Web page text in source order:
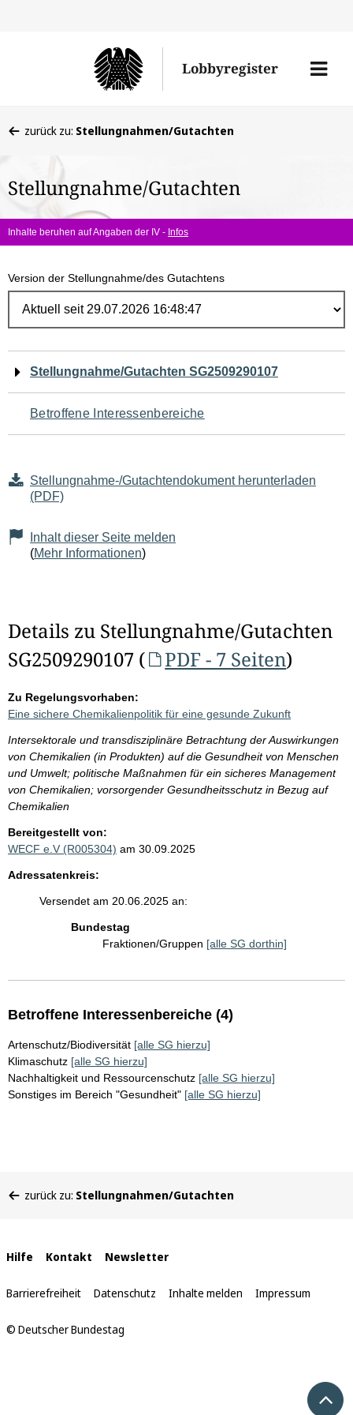
Lobbyregister
Menü
befinden
hier:
zurück zu: Stellungnahmen/Gutachten
Stellungnahme/Gutachten
Inhalte beruhen auf Angaben der IV - Infos
Version der Stellungnahme/des Gutachtens
Navigation
für
den
Seiteninhalt
Stellungnahme/Gutachten SG2509290107
Betroffene Interessenbereiche
Stellungnahme-/Gutachtendokument herunterladen
(PDF)
Inhalt dieser Seite melden
(Mehr Informationen)
Details zu Stellungnahme/Gutachten
SG2509290107 (
PDF - 7 Seiten)
Zu Regelungsvorhaben:
Eine sichere Chemikalienpolitik für eine gesunde Zukunft
Intersektorale und transdisziplinäre Betrachtung der Auswirkungen
von Chemikalien (in Produkten) auf die Gesundheit von Menschen
und Umwelt; politische Maßnahmen für ein sicheres Management
von Chemikalien; vorsorgender Gesundheitsschutz in Bezug auf
Chemikalien
Bereitgestellt von:
WECF e.V (R005304) am 30.09.2025
Adressatenkreis:
Versendet am 20.06.2025 an:
Bundestag
Fraktionen/Gruppen [alle SG dorthin]
Betroffene Interessenbereiche (4)
Artenschutz/Biodiversität [alle SG hierzu]
Klimaschutz [alle SG hierzu]
Nachhaltigkeit und Ressourcenschutz [alle SG hierzu]
Sonstiges im Bereich "Gesundheit" [alle SG hierzu]
befinden
zurück zu: Stellungnahmen/Gutachten
Interne
Links
Hilfe Kontakt Newsletter
Barrierefreiheit Datenschutz Inhalte melden Impressum
© Deutscher Bundestag